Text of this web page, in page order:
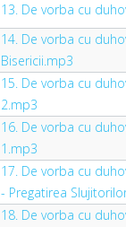
13. De vorba cu
14. De vorba cu
Bisericii.mp3
15. De vorba cu
2.mp3
16. De vorba cu
1.mp3
17. De vorba cu
- Pregatirea
18. De vorba cu